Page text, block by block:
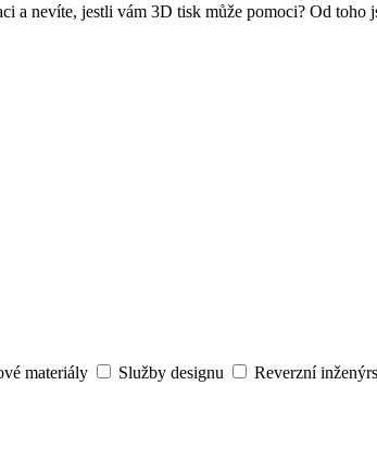
a nevíte, jestli vám 3D tisk může pomoci? Od toho
materiály Služby designu Reverzní